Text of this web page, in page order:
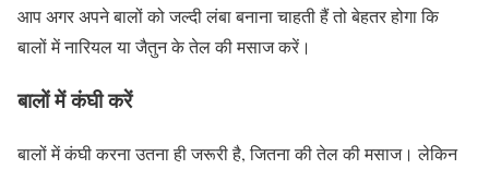
आप अगर अपने बालों को जल्दी लंबा बनाना चाहती हैं तो बेहतर होगा कि
बालों में नारियल या जैतुन के तेल की मसाज करें।
बालों में कंघी करें
बालों में कंघी करना उतना ही जरूरी है, जितना की तेल की मसाज। लेकिन